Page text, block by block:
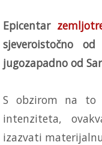
Epicentar
sjeveroistočno
jugozapadno od
S obzirom na to
intenziteta,
izazvati